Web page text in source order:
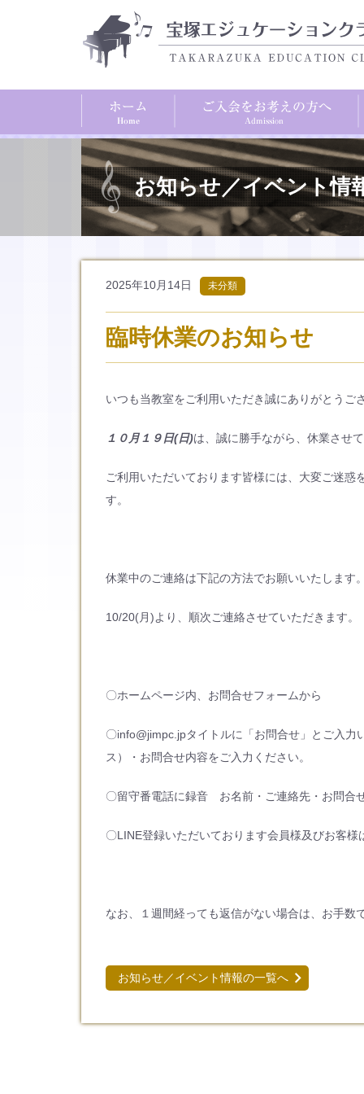
お知らせ／イベント情
2025年10月14日 未分類
臨時休業のお知らせ
いつも当教室をご利用いただき誠にありがとうご
１０月１９日(日)は、誠に勝手ながら、休業させ
ご利用いただいております皆様には、大変ご迷
す。
休業中のご連絡は下記の方法でお願いいたします
10/20(月)より、順次ご連絡させていただきます。
〇ホームページ内、お問合せフォームから
〇info@jimpc.jpタイトルに「お問合せ」とご入
ス）・お問合せ内容をご入力ください。
〇留守番電話に録音 お名前・ご連絡先・お問合
〇LINE登録いただいております会員様及びお客
なお、１週間経っても返信がない場合は、お手数
お知らせ／イベント情報の一覧へ